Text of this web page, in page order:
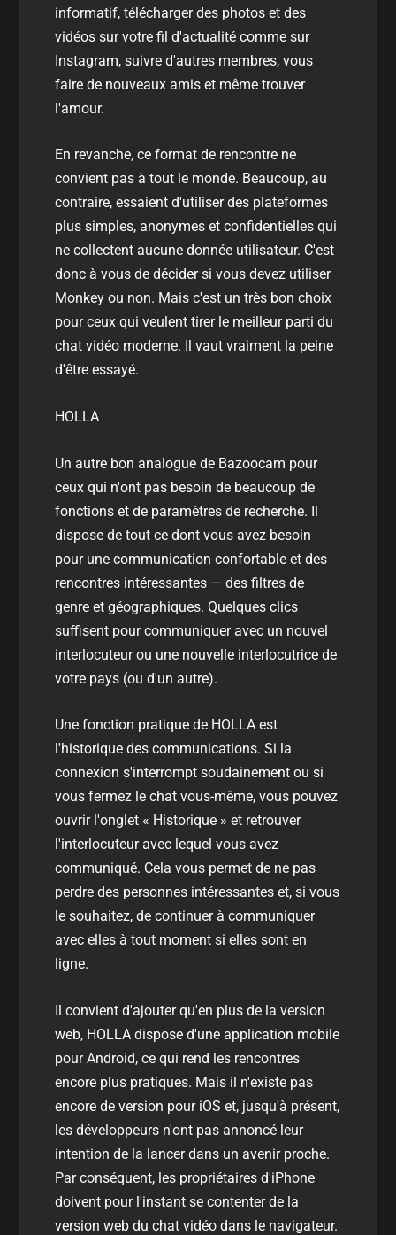
informatif, télécharger des photos et des
vidéos sur votre fil d'actualité comme sur
Instagram, suivre d'autres membres, vous
faire de nouveaux amis et même trouver
l'amour.
En revanche, ce format de rencontre ne
convient pas à tout le monde. Beaucoup, au
contraire, essaient d'utiliser des plateformes
plus simples, anonymes et confidentielles qui
ne collectent aucune donnée utilisateur. C'est
donc à vous de décider si vous devez utiliser
Monkey ou non. Mais c'est un très bon choix
pour ceux qui veulent tirer le meilleur parti du
chat vidéo moderne. Il vaut vraiment la peine
d'être essayé.
HOLLA
Un autre bon analogue de Bazoocam pour
ceux qui n'ont pas besoin de beaucoup de
fonctions et de paramètres de recherche. Il
dispose de tout ce dont vous avez besoin
pour une communication confortable et des
rencontres intéressantes — des filtres de
genre et géographiques. Quelques clics
suffisent pour communiquer avec un nouvel
interlocuteur ou une nouvelle interlocutrice de
votre pays (ou d'un autre).
Une fonction pratique de HOLLA est
l'historique des communications. Si la
connexion s'interrompt soudainement ou si
vous fermez le chat vous-même, vous pouvez
ouvrir l'onglet « Historique » et retrouver
l'interlocuteur avec lequel vous avez
communiqué. Cela vous permet de ne pas
perdre des personnes intéressantes et, si vous
le souhaitez, de continuer à communiquer
avec elles à tout moment si elles sont en
ligne.
Il convient d'ajouter qu'en plus de la version
web, HOLLA dispose d'une application mobile
pour Android, ce qui rend les rencontres
encore plus pratiques. Mais il n'existe pas
encore de version pour iOS et, jusqu'à présent,
les développeurs n'ont pas annoncé leur
intention de la lancer dans un avenir proche.
Par conséquent, les propriétaires d'iPhone
doivent pour l'instant se contenter de la
version web du chat vidéo dans le navigateur.